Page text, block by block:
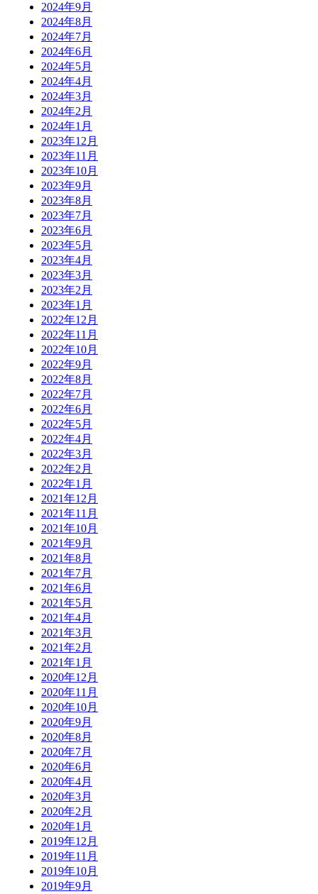
2024年9月
2024年8月
2024年7月
2024年6月
2024年5月
2024年4月
2024年3月
2024年2月
2024年1月
2023年12月
2023年11月
2023年10月
2023年9月
2023年8月
2023年7月
2023年6月
2023年5月
2023年4月
2023年3月
2023年2月
2023年1月
2022年12月
2022年11月
2022年10月
2022年9月
2022年8月
2022年7月
2022年6月
2022年5月
2022年4月
2022年3月
2022年2月
2022年1月
2021年12月
2021年11月
2021年10月
2021年9月
2021年8月
2021年7月
2021年6月
2021年5月
2021年4月
2021年3月
2021年2月
2021年1月
2020年12月
2020年11月
2020年10月
2020年9月
2020年8月
2020年7月
2020年6月
2020年4月
2020年3月
2020年2月
2020年1月
2019年12月
2019年11月
2019年10月
2019年9月